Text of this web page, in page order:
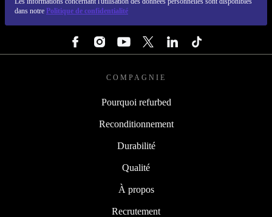
dans notre Politique de confidentialité
COMPAGNIE
Pourquoi refurbed
Reconditionnement
Durabilité
Qualité
À propos
Recrutement